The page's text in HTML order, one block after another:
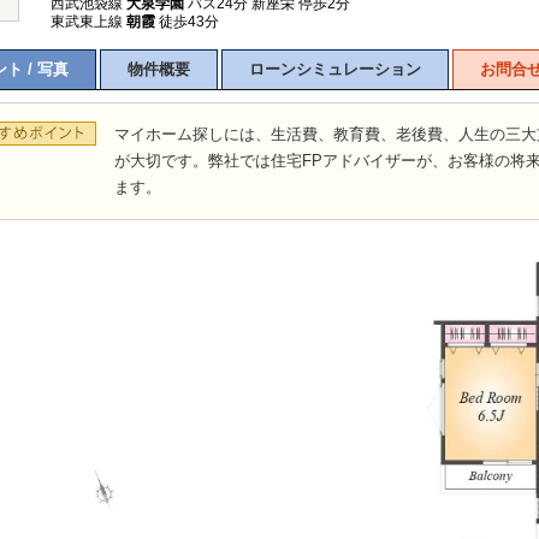
東武東上線 朝霞 徒歩43分
ト / 写真 物件概要 ローンシミュレーション お問合
マイホーム探しには、生活費、教育費、老後費、人生の三
が大切です。弊社では住宅FPアドバイザーが、お客様の将
ます。